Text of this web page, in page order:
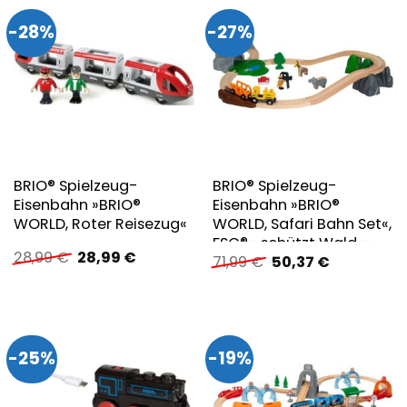
-28%
BRIO® Spielzeug-
Eisenbahn »BRIO®
WORLD, Roter Reisezug«
28,99€ Ursprünglicher
Preis
28,99 €Aktueller
-27%
BRIO® Spielzeug-
Eisenbahn »BRIO®
WORLD, Safari Bahn Set«,
FSC®- schützt Wald –
weltweit
71,99€ Ursprünglicher
Preis
50,37 €Aktueller
-25% -19%